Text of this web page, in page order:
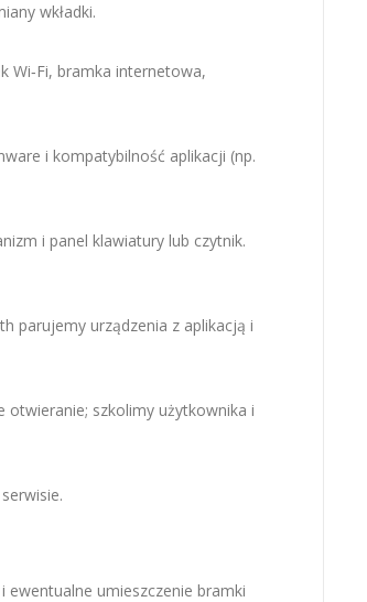
wkładki.
Wi‑Fi, bramka internetowa,
i kompatybilność aplikacji (np.
i panel klawiatury lub czytnik.
parujemy urządzenia z aplikacją i
otwieranie; szkolimy użytkownika i
umieszczenie bramki